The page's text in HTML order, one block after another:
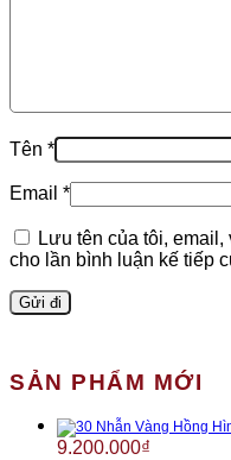
Tên *
Email *
Lưu tên của tôi,
cho lần bình luận kế tiếp
SẢN PHẨM MỚI
Nhẫn Vàng Hồng
9.200.000₫